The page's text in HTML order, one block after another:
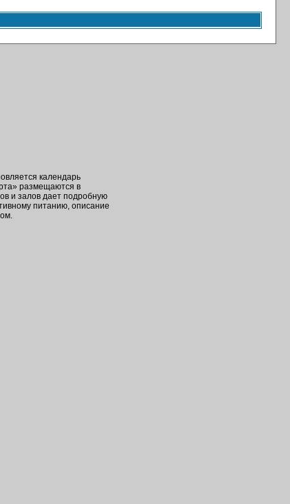
календарь
размещаются в
и залов дает подробную
питанию, описание